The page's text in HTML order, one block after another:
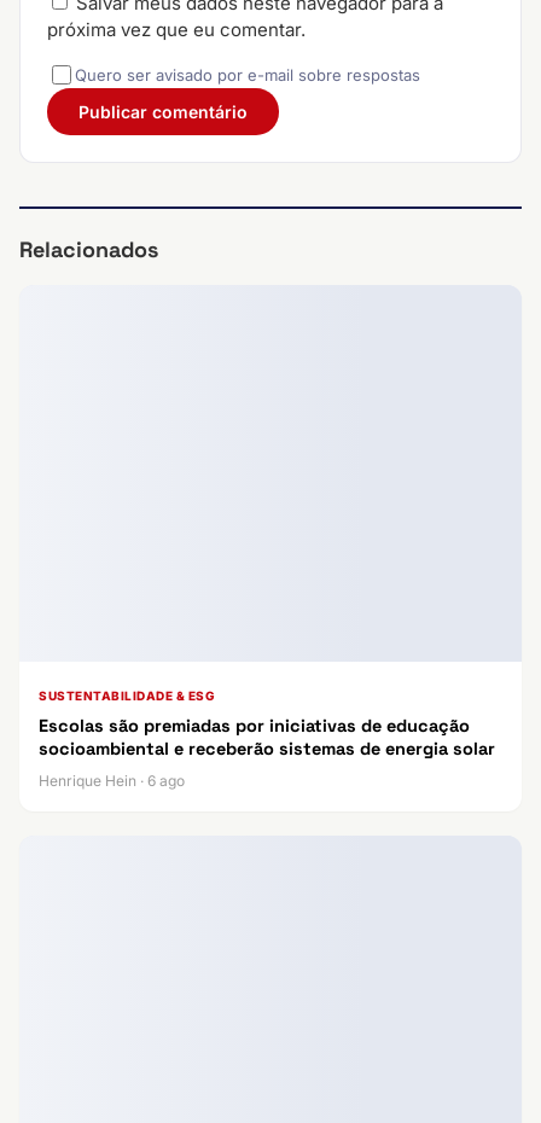
próxima vez que eu comentar.
Quero ser avisado por e-mail sobre respostas
Relacionados
SUSTENTABILIDADE & ESG
Escolas são premiadas por iniciativas de educação
socioambiental e receberão sistemas de energia solar
Henrique Hein · 6 ago